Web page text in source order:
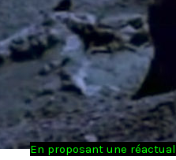
En proposant une